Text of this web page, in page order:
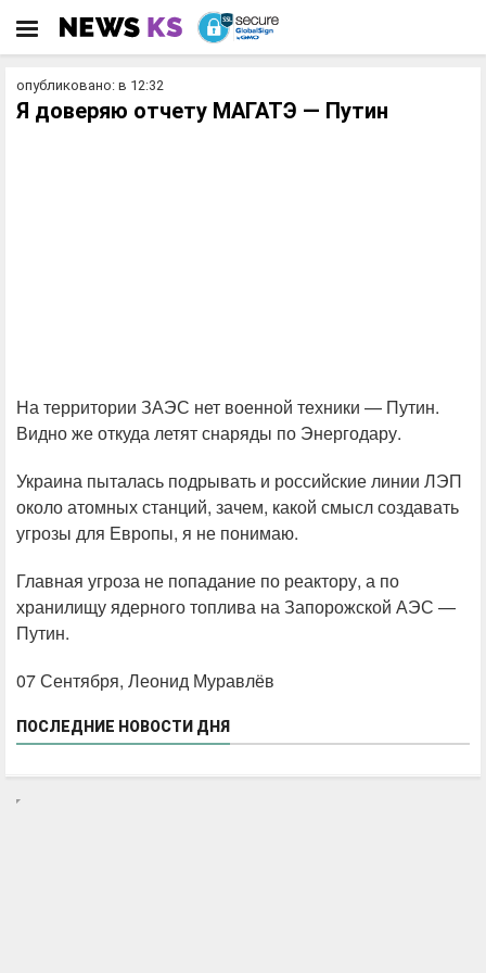
опубликовано: в 12:32
Я доверяю отчету МАГАТЭ — Путин
На территории ЗАЭС нет военной техники — Путин.
Видно же откуда летят снаряды по Энергодару.
Украина пыталась подрывать и российские линии ЛЭП
около атомных станций, зачем, какой смысл создавать
угрозы для Европы, я не понимаю.
Главная угроза не попадание по реактору, а по
хранилищу ядерного топлива на Запорожской АЭС —
Путин.
07 Сентября, Леонид Муравлёв
ПОСЛЕДНИЕ НОВОСТИ ДНЯ